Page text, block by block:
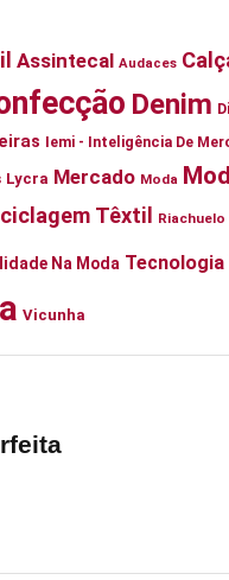
Assintecal Audaces
Denim
Iemi - Inteligência De
Lycra Mercado Moda
Têxtil Riachuelo
Na Moda Tecnologia
Vicunha